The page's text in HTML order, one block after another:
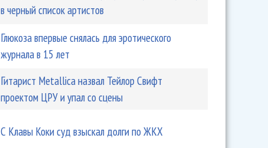
в черный список артистов
Глюкоза впервые снялась для эротического
журнала в 15 лет
Гитарист Metallica назвал Тейлор Свифт
проектом ЦРУ и упал со сцены
С Клавы Коки суд взыскал долги по ЖКХ